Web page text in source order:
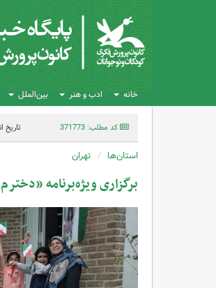
خانه ادب و هنر بین‌الملل
کد مطلب: 371773 تاریخ
استان‌ها تهران
برگزاری ویژه‌برنامه